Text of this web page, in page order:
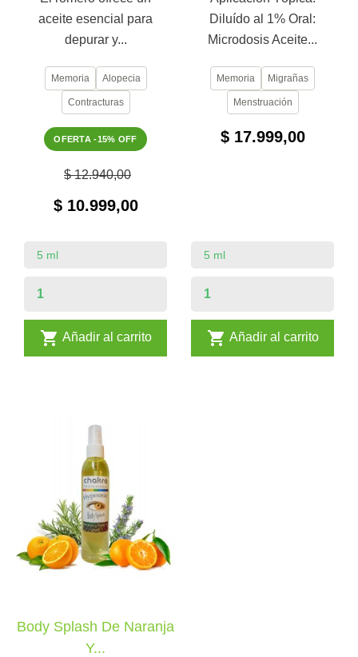
aceite esencial para
depurar y...
Memoria Alopecia
Contracturas
OFERTA -15% OFF
$ 12.940,00
$ 10.999,00
 Añadir al carrito
Diluído al 1% Oral:
Microdosis Aceite...
Memoria Migrañas
Menstruación
$ 17.999,00
 Añadir al carrito
Body Splash De Naranja
Y...